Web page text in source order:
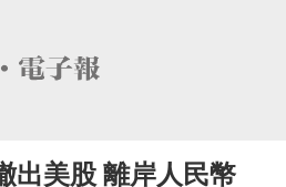
出美股 離岸人民幣